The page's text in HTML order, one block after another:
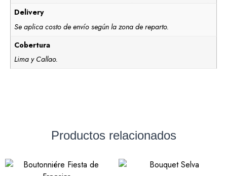
Delivery
Se aplica costo de envío según la zona de reparto.
Cobertura
Lima y Callao.
Productos relacionados